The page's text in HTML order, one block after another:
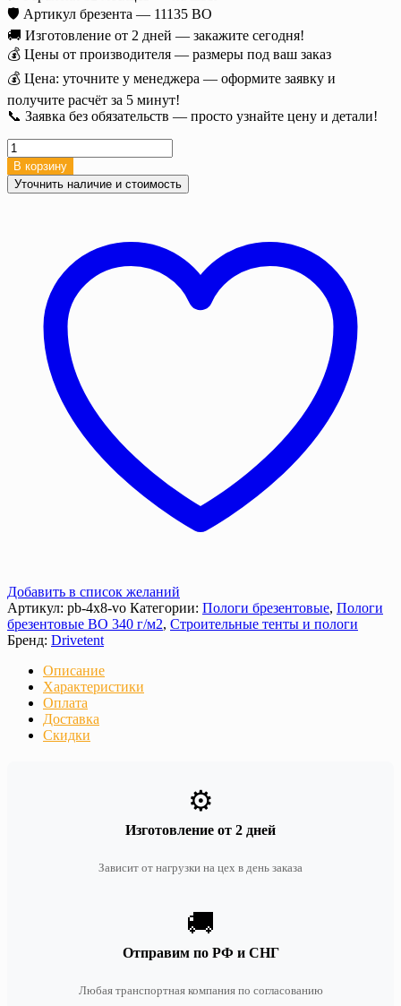
🛡️ Артикул брезента — 11135 ВО
🚚 Изготовление от 2 дней — закажите сегодня!
💰 Цены от производителя — размеры под ваш заказ
💰 Цена: уточните у менеджера — оформите заявку и
получите расчёт за 5 минут!
📞 Заявка без обязательств — просто узнайте цену и детали!
Количество
товара
Полог
брезентовый
В корзину
Уточнить наличие и стоимость
Добавить в список желаний
Артикул: pb-4x8-vo Категории: Пологи брезентовые, Пологи
брезентовые ВО 340 г/м2, Строительные тенты и пологи
Бренд: Drivetent
Описание
Характеристики
Оплата
Доставка
Скидки
⚙️
Изготовление от 2 дней
Зависит от нагрузки на цех в день заказа
🚚
Отправим по РФ и СНГ
Любая транспортная компания по согласованию